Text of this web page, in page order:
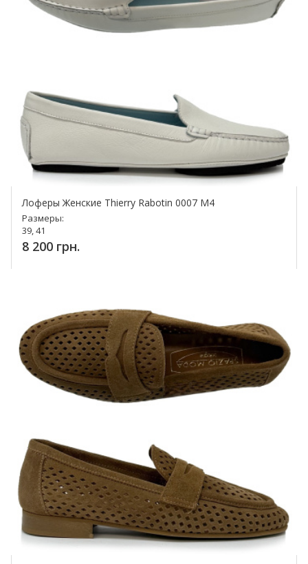
Лоферы Женские Thierry Rabotin 0007 M4
Размеры:
39, 41
8 200 грн.